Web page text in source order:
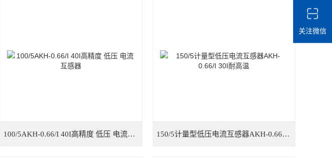
100/5AKH-0.66/I 40I高精度 低压 电流互感器 150/5计量型低压电流互感器AKH-0.66/I 30I耐高温
关注微信